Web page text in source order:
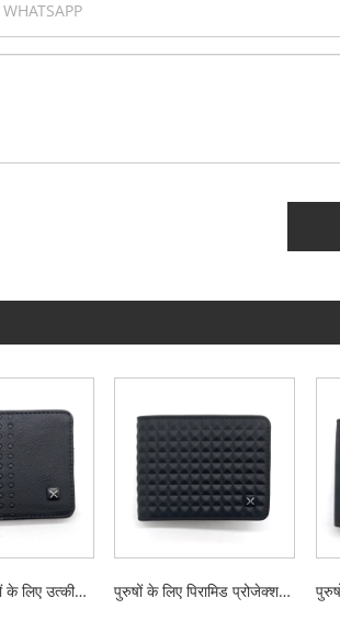
सरल पैटर्न पुरुषों के लिए उत्कीर्ण द्विभाजित पर्स पुरुषों के लिए पिरामिड प्रोजेक्शन पु बिफोल्ड वॉलेट्स